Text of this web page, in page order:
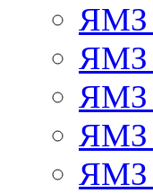
ЯМЗ
ЯМЗ
ЯМЗ
ЯМЗ
ЯМЗ